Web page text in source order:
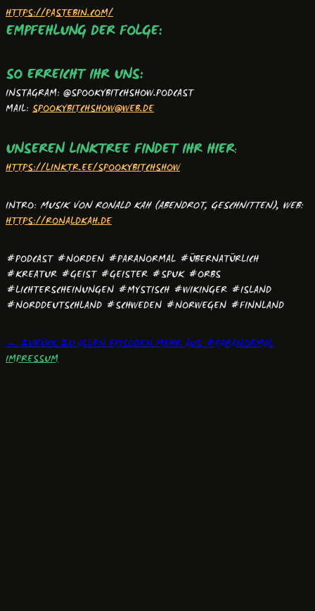
HTTPS://PASTEBIN.COM/
EMPFEHLUNG DER FOLGE:
SO ERREICHT IHR UNS:
INSTAGRAM: @SPOOKYBITCHSHOW.PODCAST
MAIL: SPOOKYBITCHSHOW@WEB.DE
UNSEREN LINKTREE FINDET IHR HIER:
HTTPS://LINKTR.EE/SPOOKYBITCHSHOW
INTRO: MUSIK VON RONALD KAH (ABENDROT, GESCHNITTEN), WEB:
HTTPS://RONALDKAH.DE
#PODCAST #NORDEN #PARANORMAL #ÜBERNATÜRLICH
#KREATUR #GEIST #GEISTER #SPUK #ORBS
#LICHTERSCHEINUNGEN #MYSTISCH #WIKINGER #ISLAND
#NORDDEUTSCHLAND #SCHWEDEN #NORWEGEN #FINNLAND
← ZURÜCK ZU ALLEN EPISODENMEHR AUS #PARANORMAL
IMPRESSUM